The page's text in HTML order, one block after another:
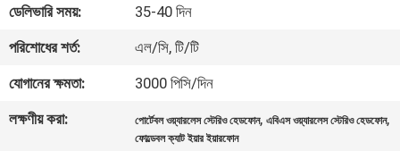
আমাদের
সাথে
যোগাযোগ
করুন
ডেলিভারি সময়:
35-40 দিন
পরিশোধের শর্ত:
এল/সি, টি/টি
যোগানের ক্ষমতা:
3000 পিসি/দিন
লক্ষণীয় করা:
পোর্টেবল ওয়্যারলেস স্টেরিও হেডফোন,এবিএস ওয়্যারলেস স্টেরিও হেডফোন,
ফোল্ডেবল ক্যাট ইয়ার ইয়ারফোন